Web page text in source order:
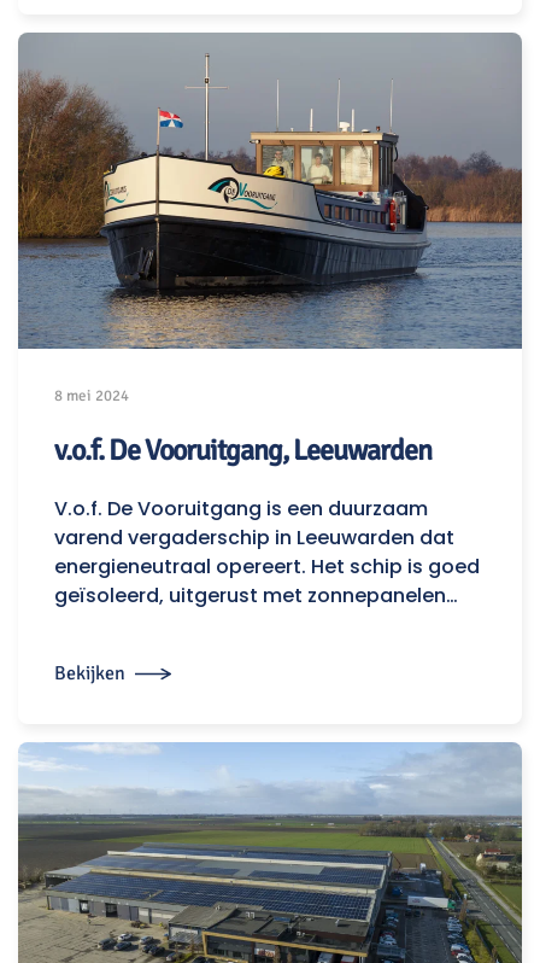
8 mei 2024
v.o.f. De Vooruitgang, Leeuwarden
V.o.f. De Vooruitgang is een duurzaam
varend vergaderschip in Leeuwarden dat
energieneutraal opereert. Het schip is goed
geïsoleerd, uitgerust met zonnepanelen…
Bekijken